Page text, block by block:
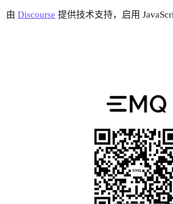
由 Discourse 提供技术支持，启用